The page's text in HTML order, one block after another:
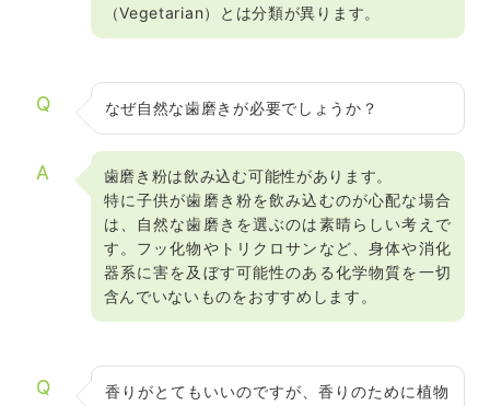
（Vegetarian）とは分類が異ります。
Q なぜ自然な歯磨きが必要でしょうか？
A
歯磨き粉は飲み込む可能性があります。
特に子供が歯磨き粉を飲み込むのが心配な場合
は、自然な歯磨きを選ぶのは素晴らしい考えで
す。フッ化物やトリクロサンなど、身体や消化
器系に害を及ぼす可能性のある化学物質を一切
含んでいないものをおすすめします。
Q
香りがとてもいいのですが、香りのために植物